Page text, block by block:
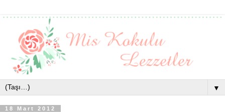
▼
18 Mart 2012